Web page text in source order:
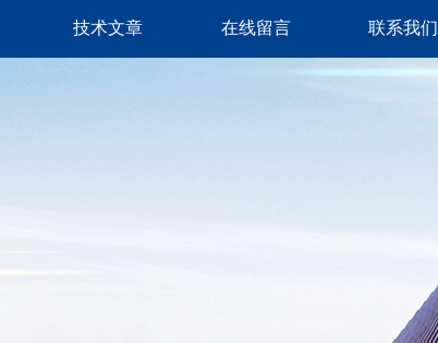
技术文章 在线留言 联系我们